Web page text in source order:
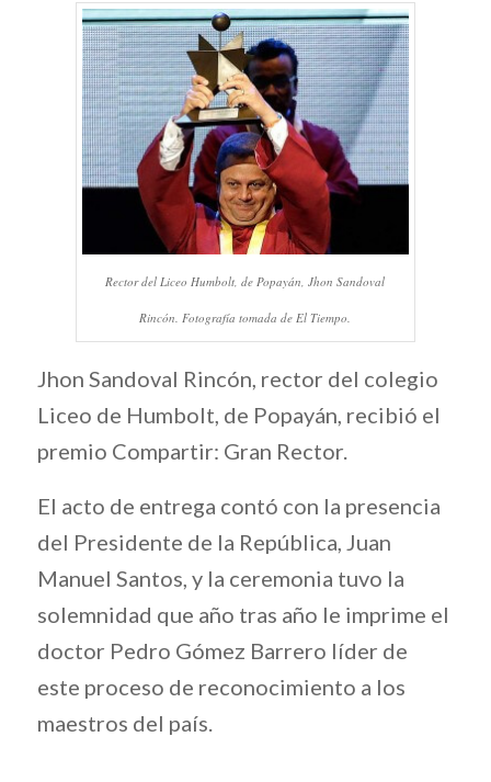
Rector del Liceo Humbolt, de Popayán, Jhon Sandoval
Rincón. Fotografía tomada de El Tiempo.
Jhon Sandoval Rincón, rector del colegio
Liceo de Humbolt, de Popayán, recibió el
premio Compartir: Gran Rector.
El acto de entrega contó con la presencia
del Presidente de la República, Juan
Manuel Santos, y la ceremonia tuvo la
solemnidad que año tras año le imprime el
doctor Pedro Gómez Barrero líder de
este proceso de reconocimiento a los
maestros del país.